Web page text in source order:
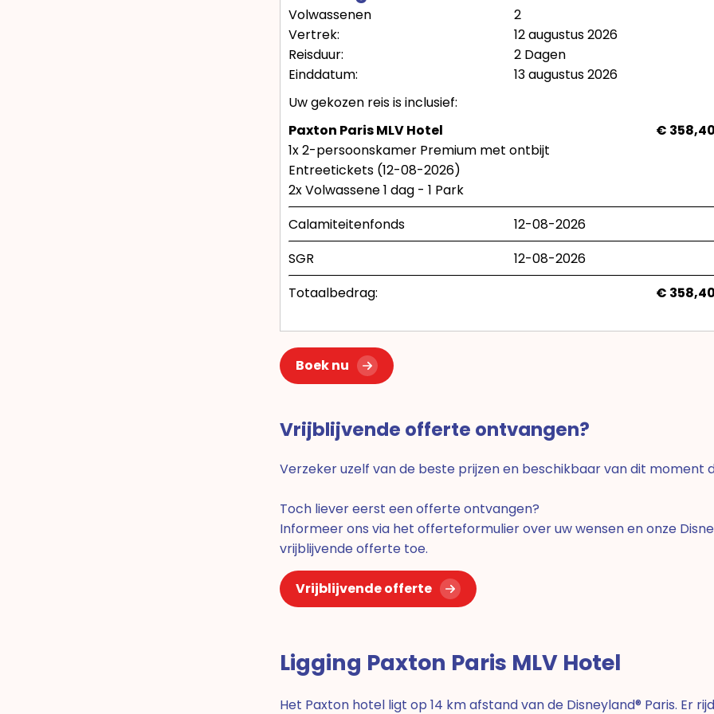
Volwassenen
2
Vertrek:
12 augustus 2026
Reisduur:
2 Dagen
Einddatum:
13 augustus 2026
Uw gekozen reis is inclusief:
Paxton Paris MLV Hotel
€
1x 2-persoonskamer Premium met ontbijt
Entreetickets (12-08-2026)
2x Volwassene 1 dag - 1 Park
Calamiteitenfonds
12-08-2026
SGR
12-08-2026
Totaalbedrag:
€
Boek nu
Vrijblijvende offerte ontvangen?
Verzeker uzelf van de beste prijzen en beschikbaar van dit moment
Toch liever eerst een offerte ontvangen?
Informeer ons via het offerteformulier over uw wensen en onze
vrijblijvende offerte toe.
Vrijblijvende offerte
Ligging Paxton Paris MLV Hotel
Het Paxton hotel ligt op 14 km afstand van de Disneyland® Paris. Er